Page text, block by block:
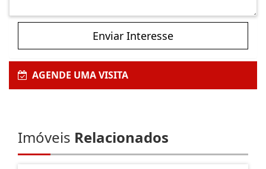
Enviar Interesse
AGENDE UMA VISITA
Imóveis Relacionados